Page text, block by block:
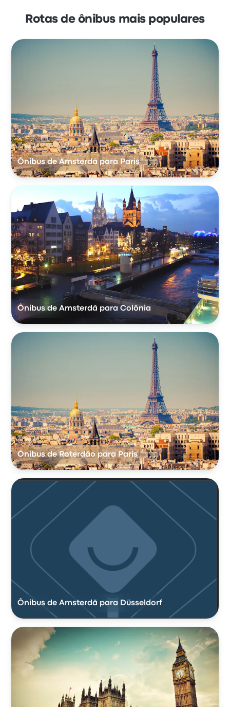
Rotas de ônibus mais populares
Ônibus de Amsterdã para Paris
Ônibus de Amsterdã para Colônia
Ônibus de Roterdão para Paris
Ônibus de Amsterdã para Düsseldorf